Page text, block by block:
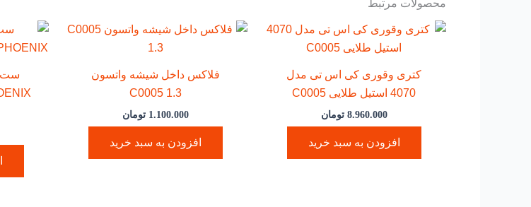
محصولات مرتبط
کتری وقوری کی اس تی مدل
4070 استیل طلایی C0005
8.960.000 تومان
افزودن به سبد خرید
فلاکس داخل شیشه واتسون
C0005 1.3
1.100.000 تومان
افزودن به سبد خرید